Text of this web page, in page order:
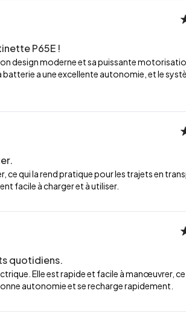
P65E !
design moderne et sa puissante
a une excellente autonomie, et le
qui la rend pratique pour les trajets en
facile à charger et à utiliser.
quotidiens.
Elle est rapide et facile à manœuvrer,
autonomie et se recharge rapidement.